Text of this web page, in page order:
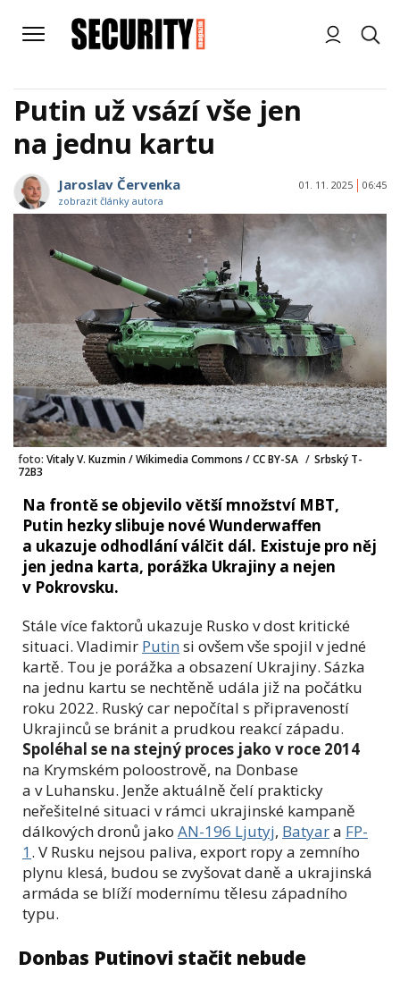
Putin už vsází vše jen
na jednu kartu
Jaroslav Červenka
zobrazit články autora
01. 11. 2025 06:45
foto: Vitaly V. Kuzmin / Wikimedia Commons / CC BY-SA / Srbský T-
72B3
Na frontě se objevilo větší množství MBT,
Putin hezky slibuje nové Wunderwaffen
a ukazuje odhodlání válčit dál. Existuje pro něj
jen jedna karta, porážka Ukrajiny a nejen
v Pokrovsku.
Stále více faktorů ukazuje Rusko v dost kritické
situaci. Vladimir Putin si ovšem vše spojil v jedné
kartě. Tou je porážka a obsazení Ukrajiny. Sázka
na jednu kartu se nechtěně udála již na počátku
roku 2022. Ruský car nepočítal s připraveností
Ukrajinců se bránit a prudkou reakcí západu.
Spoléhal se na stejný proces jako v roce 2014
na Krymském poloostrově, na Donbase
a v Luhansku. Jenže aktuálně čelí prakticky
neřešitelné situaci v rámci ukrajinské kampaně
dálkových dronů jako AN-196 Ljutyj, Batyara FP-
1. V Rusku nejsou paliva, export ropy a zemního
plynu klesá, budou se zvyšovat daně a ukrajinská
armáda se blíží modernímu tělesu západního
typu.
Donbas Putinovi stačit nebude